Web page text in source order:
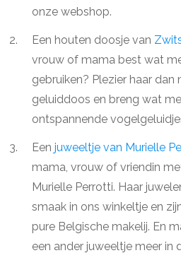
onze webshop.
Een houten doosje van
vrouw of mama best wat
gebruiken? Plezier haar
geluiddoos en breng wat
ontspannende
Een juweeltje van Murielle
mama, vrouw of vriendin
Murielle Perrotti. Haar
smaak in ons winkeltje en
pure Belgische makelij. En
een ander juweeltje meer in